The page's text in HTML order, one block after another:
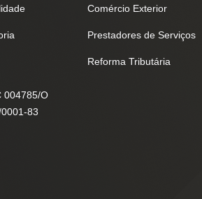
004785/O
83
Comércio Exterior
Prestadores de Serviços
Reforma Tributária